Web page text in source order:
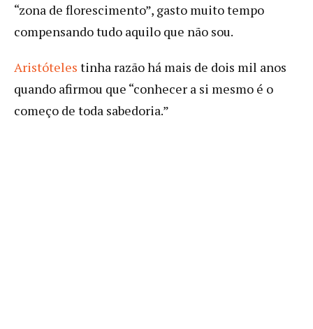
“zona de florescimento”, gasto muito tempo
compensando tudo aquilo que não sou.
Aristóteles tinha razão há mais de dois mil anos
quando afirmou que “conhecer a si mesmo é o
começo de toda sabedoria.”